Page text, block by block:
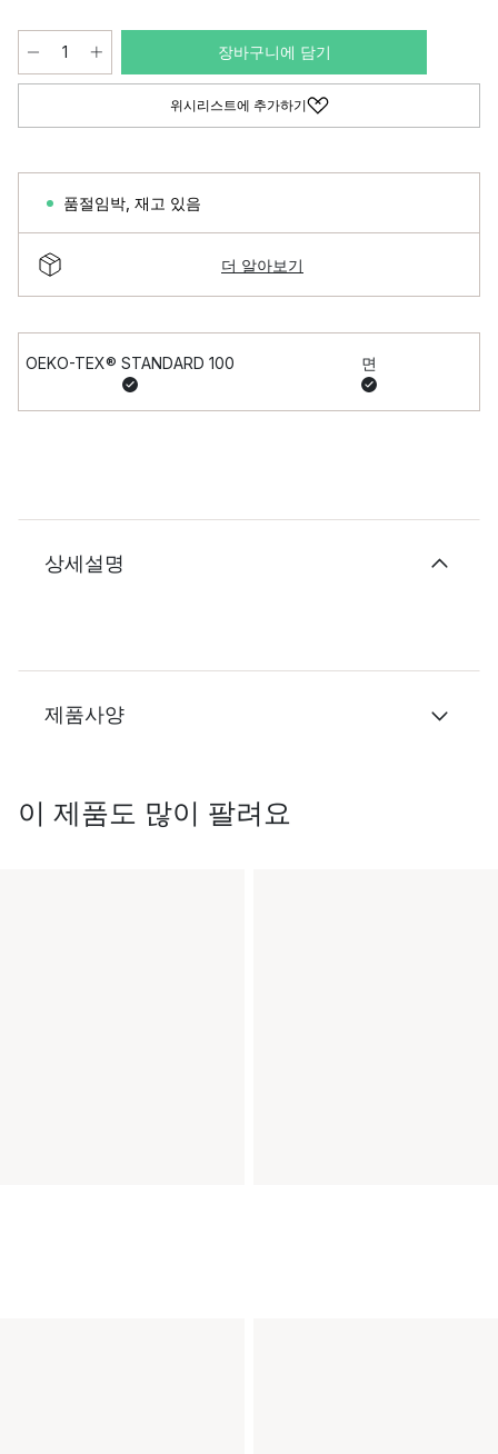
장바구니에 담기
위시리스트에 추가하기
품절임박 재고 있음
더 알아보기
OEKO-TEX® STANDARD 100 면
상세설명
제품사양
이 제품도 많이 팔려요